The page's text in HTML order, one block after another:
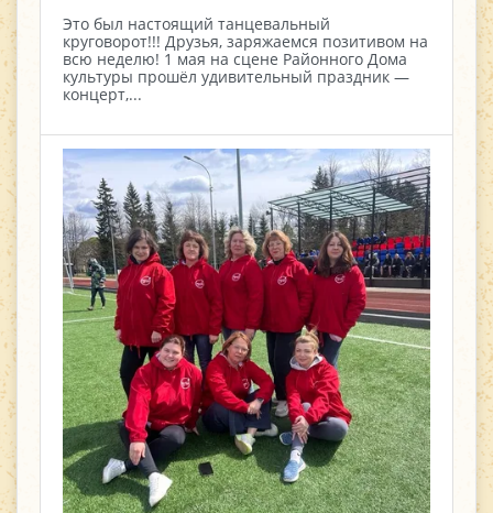
Это был настоящий танцевальный
круговорот!!! Друзья, заряжаемся позитивом на
всю неделю! 1 мая на сцене Районного Дома
культуры прошёл удивительный праздник —
концерт,...